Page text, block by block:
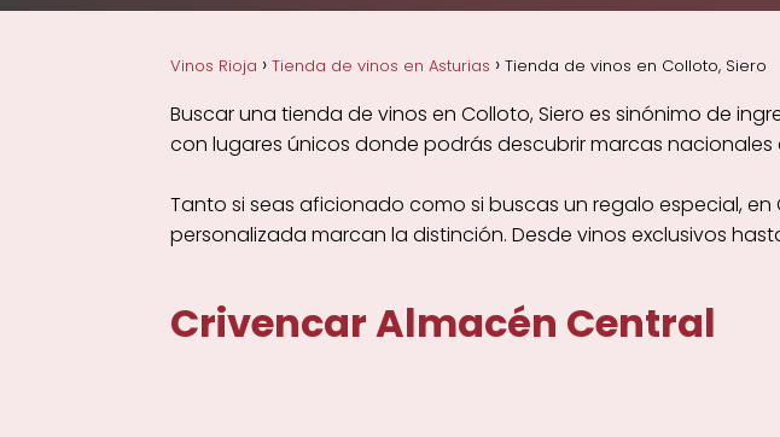
Vinos Rioja Tienda de vinos en Asturias Tienda de vinos en Colloto, Siero
Buscar una tienda de vinos en Colloto, Siero es sinónimo de
con lugares únicos donde podrás descubrir marcas
Tanto si seas aficionado como si buscas un regalo especial,
personalizada marcan la distinción. Desde vinos exclusivos
Crivencar Almacén Central